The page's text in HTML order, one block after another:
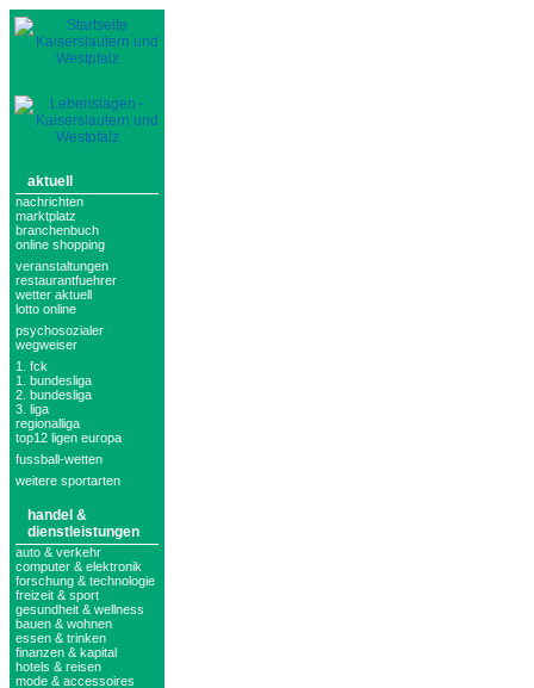
aktuell
nachrichten
marktplatz
branchenbuch
online shopping
veranstaltungen
restaurantfuehrer
wetter aktuell
lotto online
psychosozialer
wegweiser
1. fck
1. bundesliga
2. bundesliga
3. liga
regionalliga
top12 ligen europa
fussball-wetten
weitere sportarten
handel &
dienstleistungen
auto & verkehr
computer & elektronik
forschung & technologie
freizeit & sport
gesundheit & wellness
bauen & wohnen
essen & trinken
finanzen & kapital
hotels & reisen
mode & accessoires